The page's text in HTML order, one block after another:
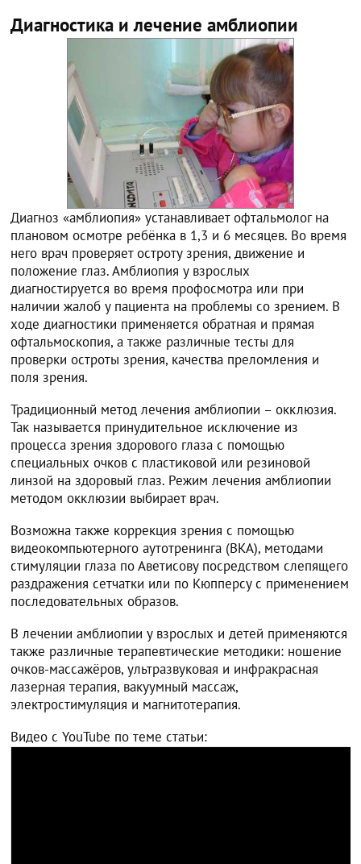
Диагностика и лечение амблиопии
Диагноз «амблиопия» устанавливает офтальмолог на
плановом осмотре ребёнка в 1,3 и 6 месяцев. Во время
него врач проверяет остроту зрения, движение и
положение глаз. Амблиопия у взрослых
диагностируется во время профосмотра или при
наличии жалоб у пациента на проблемы со зрением. В
ходе диагностики применяется обратная и прямая
офтальмоскопия, а также различные тесты для
проверки остроты зрения, качества преломления и
поля зрения.
Традиционный метод лечения амблиопии – окклюзия.
Так называется принудительное исключение из
процесса зрения здорового глаза с помощью
специальных очков с пластиковой или резиновой
линзой на здоровый глаз. Режим лечения амблиопии
методом окклюзии выбирает врач.
Возможна также коррекция зрения с помощью
видеокомпьютерного аутотренинга (ВКА), методами
стимуляции глаза по Аветисову посредством слепящего
раздражения сетчатки или по Кюпперсу с применением
последовательных образов.
В лечении амблиопии у взрослых и детей применяются
также различные терапевтические методики: ношение
очков-массажёров, ультразвуковая и инфракрасная
лазерная терапия, вакуумный массаж,
электростимуляция и магнитотерапия.
Видео с YouTube по теме статьи: